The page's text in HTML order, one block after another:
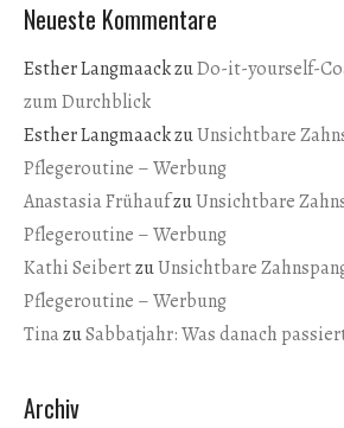
Neueste Kommentare
Esther LangmaackzuDo-it-yourself-
zum Durchblick
Esther LangmaackzuUnsichtbare
Pflegeroutine – Werbung
Anastasia FrühaufzuUnsichtbare
Pflegeroutine – Werbung
Kathi SeibertzuUnsichtbare
Pflegeroutine – Werbung
TinazuSabbatjahr: Was danach
Archiv